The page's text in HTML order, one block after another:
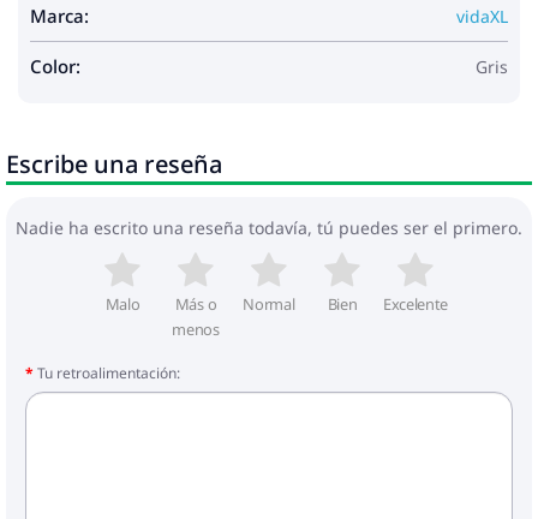
Marca: vidaXL
Color: Gris
Escribe una reseña
Nadie ha escrito una reseña todavía, tú puedes ser el primero.
Malo
Más o
menos
Normal Bien Excelente
Tu retroalimentación: